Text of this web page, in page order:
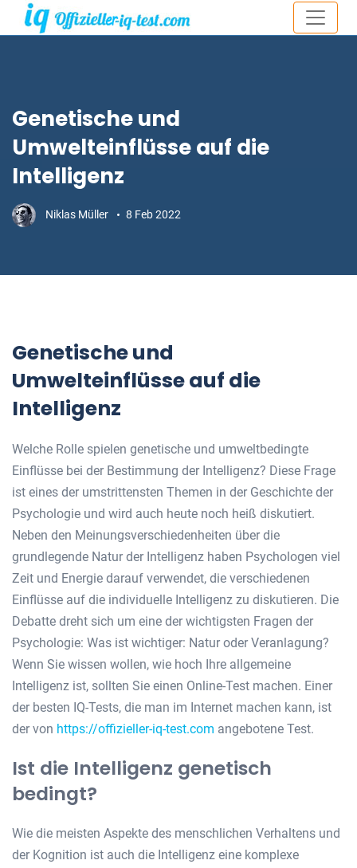
Genetische und
Umwelteinflüsse auf die
Intelligenz
Niklas Müller 8 Feb 2022
Genetische und
Umwelteinflüsse auf die
Intelligenz
Welche Rolle spielen genetische und umweltbedingte
Einflüsse bei der Bestimmung der Intelligenz? Diese Frage
ist eines der umstrittensten Themen in der Geschichte der
Psychologie und wird auch heute noch heiß diskutiert.
Neben den Meinungsverschiedenheiten über die
grundlegende Natur der Intelligenz haben Psychologen viel
Zeit und Energie darauf verwendet, die verschiedenen
Einflüsse auf die individuelle Intelligenz zu diskutieren. Die
Debatte dreht sich um eine der wichtigsten Fragen der
Psychologie: Was ist wichtiger: Natur oder Veranlagung?
Wenn Sie wissen wollen, wie hoch Ihre allgemeine
Intelligenz ist, sollten Sie einen Online-Test machen. Einer
der besten IQ-Tests, die man im Internet machen kann, ist
der von https://offizieller-iq-test.com angebotene Test.
Ist die Intelligenz genetisch
bedingt?
Wie die meisten Aspekte des menschlichen Verhaltens und
der Kognition ist auch die Intelligenz eine komplexe